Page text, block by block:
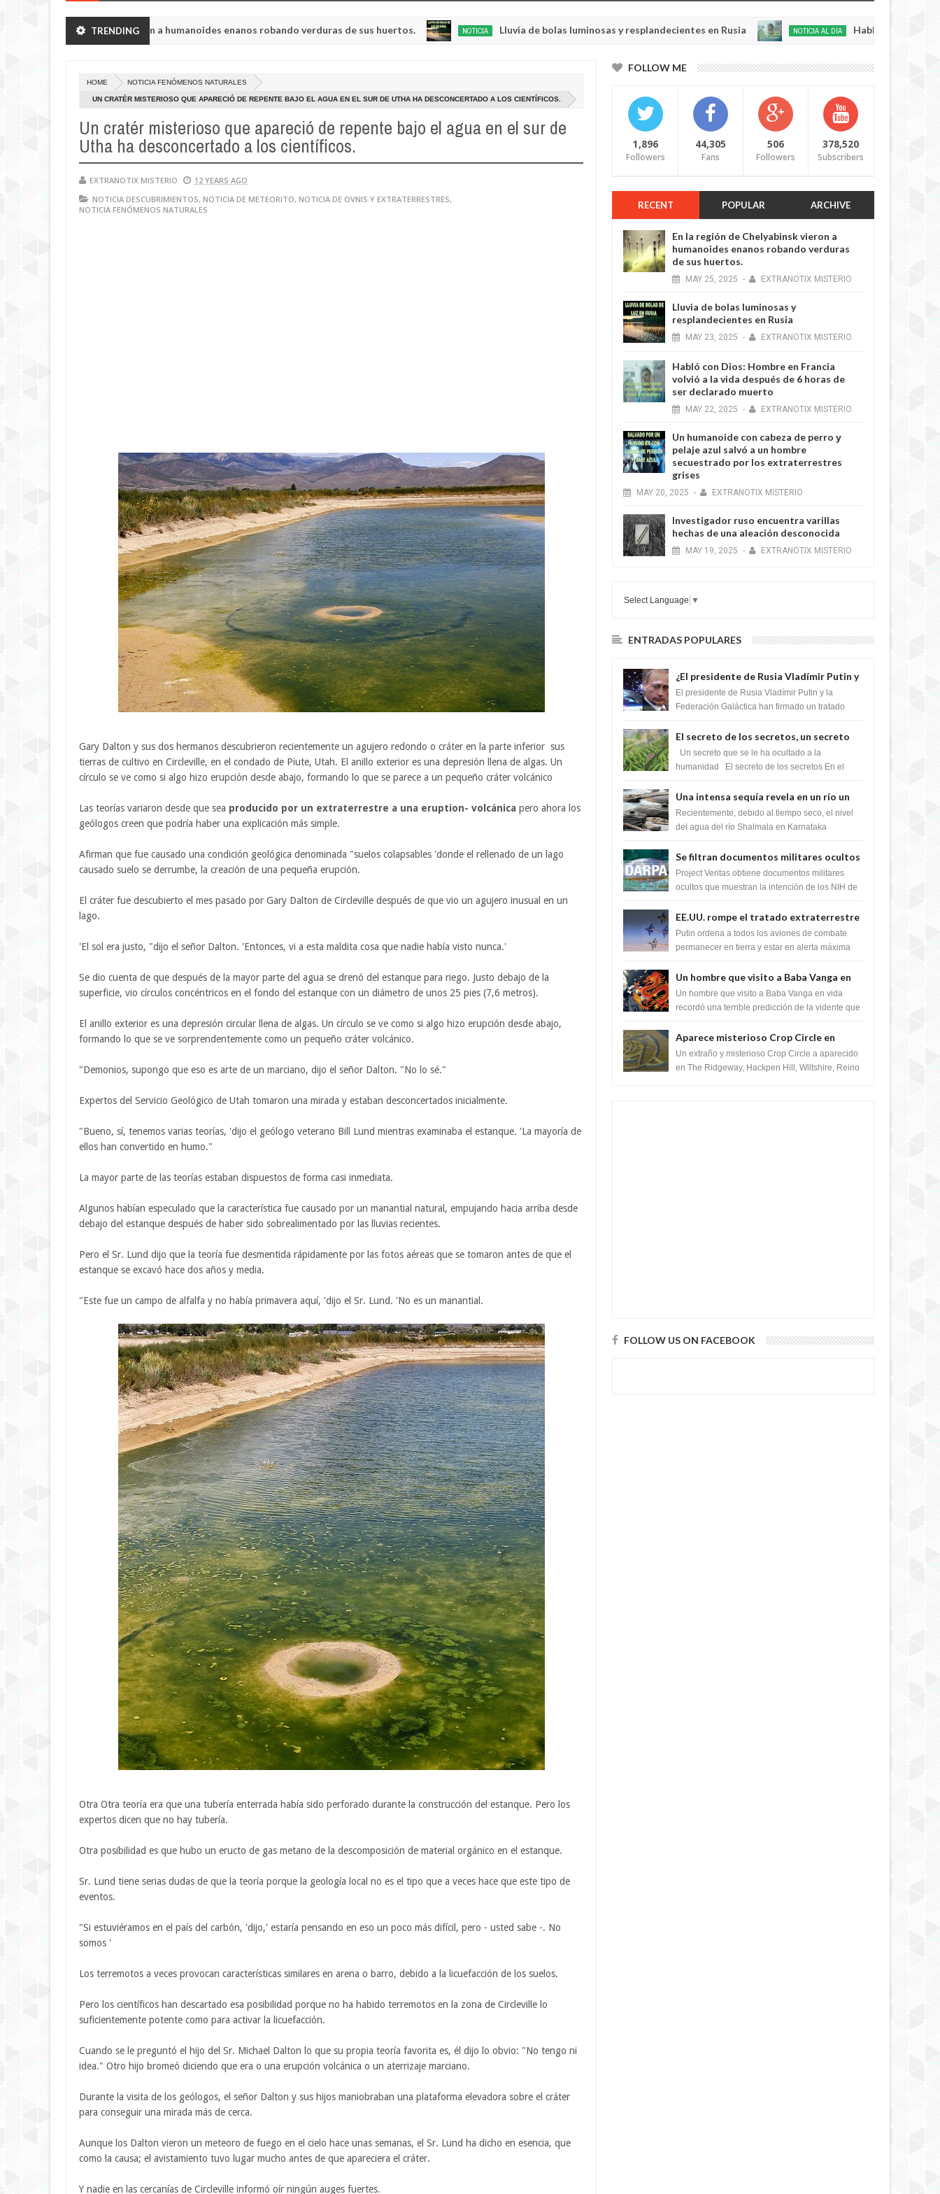
TRENDING
de Chelyabinsk vieron a humanoides enanos robando verduras de sus huertos. NOTICIA Lluvia de bolas luminosas y resplandecientes en Rusia
20250
NOTICIA AL DÍA Habló con Dios: Hombre en
HOME NOTICIA FENÓMENOS NATURALES
UN CRATÉR MISTERIOSO QUE APARECIÓ DE REPENTE BAJO EL AGUA EN EL SUR DE UTHA HA DESCONCERTADO A LOS CIENTÍFICOS.
Un cratér misterioso que apareció de repente bajo el agua en el sur de
Utha ha desconcertado a los científicos.
EXTRANOTIX MISTERIO
12 YEARS AGO
NOTICIA DESCUBRIMIENTOS, NOTICIA DE METEORITO, NOTICIA DE OVNIS Y EXTRATERRESTRES,
NOTICIA FENÓMENOS NATURALES
Gary Dalton y sus dos hermanos descubrieron recientemente un agujero redondo o cráter en la parte inferior sus
tierras de cultivo en Circleville, en el condado de Piute, Utah. El anillo exterior es una depresión llena de algas. Un
círculo se ve como si algo hizo erupción desde abajo, formando lo que se parece a un pequeño cráter volcánico
Las teorías variaron desde que sea producido por un extraterrestre a una eruption- volcánica pero ahora los
geólogos creen que podría haber una explicación más simple.
Afirman que fue causado una condición geológica denominada "suelos colapsables 'donde el rellenado de un lago
causado suelo se derrumbe, la creación de una pequeña erupción.
El cráter fue descubierto el mes pasado por Gary Dalton de Circleville después de que vio un agujero inusual en un
lago.
'El sol era justo, "dijo el señor Dalton. 'Entonces, vi a esta maldita cosa que nadie había visto nunca.'
Se dio cuenta de que después de la mayor parte del agua se drenó del estanque para riego. Justo debajo de la
superficie, vio círculos concéntricos en el fondo del estanque con un diámetro de unos 25 pies (7,6 metros).
El anillo exterior es una depresión circular llena de algas. Un círculo se ve como si algo hizo erupción desde abajo,
formando lo que se ve sorprendentemente como un pequeño cráter volcánico.
"Demonios, supongo que eso es arte de un marciano, dijo el señor Dalton. "No lo sé."
Expertos del Servicio Geológico de Utah tomaron una mirada y estaban desconcertados inicialmente.
"Bueno, sí, tenemos varias teorías, 'dijo el geólogo veterano Bill Lund mientras examinaba el estanque. 'La mayoría de
ellos han convertido en humo."
La mayor parte de las teorías estaban dispuestos de forma casi inmediata.
Algunos habían especulado que la característica fue causado por un manantial natural, empujando hacia arriba desde
debajo del estanque después de haber sido sobrealimentado por las lluvias recientes.
Pero el Sr. Lund dijo que la teoría fue desmentida rápidamente por las fotos aéreas que se tomaron antes de que el
estanque se excavó hace dos años y media.
"Este fue un campo de alfalfa y no había primavera aquí, 'dijo el Sr. Lund. 'No es un manantial.
Otra Otra teoría era que una tubería enterrada había sido perforado durante la construcción del estanque. Pero los
expertos dicen que no hay tubería.
Otra posibilidad es que hubo un eructo de gas metano de la descomposición de material orgánico en el estanque.
Sr. Lund tiene serias dudas de que la teoría porque la geología local no es el tipo que a veces hace que este tipo de
eventos.
"Si estuviéramos en el país del carbón, 'dijo,' estaría pensando en eso un poco más difícil, pero - usted sabe -. No
somos '
Los terremotos a veces provocan características similares en arena o barro, debido a la licuefacción de los suelos.
Pero los científicos han descartado esa posibilidad porque no ha habido terremotos en la zona de Circleville lo
suficientemente potente como para activar la licuefacción.
Cuando se le preguntó el hijo del Sr. Michael Dalton lo que su propia teoría favorita es, él dijo lo obvio: "No tengo ni
idea." Otro hijo bromeó diciendo que era o una erupción volcánica o un aterrizaje marciano.
Durante la visita de los geólogos, el señor Dalton y sus hijos maniobraban una plataforma elevadora sobre el cráter
para conseguir una mirada más de cerca.
Aunque los Dalton vieron un meteoro de fuego en el cielo hace unas semanas, el Sr. Lund ha dicho en esencia, que
como la causa; el avistamiento tuvo lugar mucho antes de que apareciera el cráter.
Y nadie en las cercanías de Circleville informó oír ningún auges fuertes.
FOLLOW ME
1,896
Followers
44,305
Fans
506
Followers
378,520
Subscribers
RECENT POPULAR ARCHIVE
En la región de Chelyabinsk vieron a
humanoides enanos robando verduras
de sus huertos.
MAY 25, 2025 - EXTRANOTIX MISTERIO
Lluvia de bolas luminosas y
resplandecientes en Rusia
MAY 23, 2025 - EXTRANOTIX MISTERIO
Habló con Dios: Hombre en Francia
volvió a la vida después de 6 horas de
ser declarado muerto
MAY 22, 2025 - EXTRANOTIX MISTERIO
Un humanoide con cabeza de perro у
pelaje azul salvó a un hombre
secuestrado por los extraterrestres
grises
MAY 20, 2025 - EXTRANOTIX MISTERIO
Investigador ruso encuentra varillas
hechas de una aleación desconocida
MAY 19, 2025 - EXTRANOTIX MISTERIO
Select Language ▼
ENTRADAS POPULARES
¿El presidente de Rusia Vladímir Putin y
la Federación Galactica han firmado un
tratado para acabar con los Sionistas?
El presidente de Rusia Vladímir Putin y la
Federación Galáctica han firmado un tratado
Si...
El secreto de los secretos, un secreto
que cambiaría por completo el destino
de la humanidad
Un secreto que se le ha ocultado a la
humanidad El secreto de los secretos En el
m...
Una intensa sequía revela en un río un
impresionante hallazgo de miles de
Shiva Lingas
Recientemente, debido al tiempo seco, el nivel
del agua del río Shalmala en Karnataka
Shiv...
Se filtran documentos militares ocultos
que muestran la intención de los NIH de
crear el SARS-CoV-2, utilizando la
Project Veritas obtiene documentos militares
ocultos que muestran la intención de los NIH de
EE.UU. rompe el tratado extraterrestre
y se prepara para destruir el misterioso
satélite "Caballero Negro"
Putin ordena a todos los aviones de combate
permanecer en tierra y estar en alerta máxima
el ...
Un hombre que visito a Baba Vanga en
vida recordó la terrible predicción de la
vidente para febrero de 2022.
Un hombre que visito a Baba Vanga en vida
recordó una terrible predicción de la vidente que
pron...
Aparece misterioso Crop Circle en
Reino Unido 23 de junio 2016
Un extraño y misterioso Crop Circle a aparecido
en The Ridgeway, Hackpen Hill, Wiltshire, Reino
FOLLOW US ON FACEBOOK